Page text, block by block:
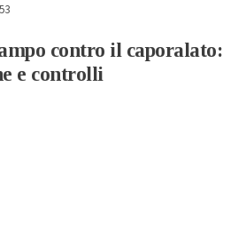
contro il caporalato:
e controlli